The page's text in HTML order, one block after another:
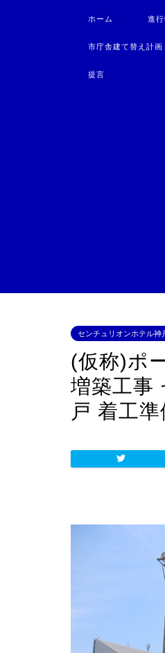
ホーム 進
市庁舎建て替え計画
提言
センチュリオンホテル神
(仮称)ポ
増築工事
戸 着工